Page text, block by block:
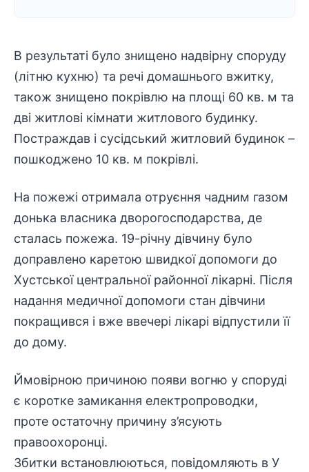
В результаті було знищено надвірну споруду
(літню кухню) та речі домашнього вжитку,
також знищено покрівлю на площі 60 кв. м та
дві житлові кімнати житлового будинку.
Постраждав і сусідський житловий будинок –
пошкоджено 10 кв. м покрівлі.
На пожежі отримала отруєння чадним газом
донька власника дворогосподарства, де
сталась пожежа. 19-річну дівчину було
доправлено каретою швидкої допомоги до
Хустської центральної районної лікарні. Після
надання медичної допомоги стан дівчини
покращився і вже ввечері лікарі відпустили її
до дому.
Ймовірною причиною появи вогню у споруді
є коротке замикання електропроводки,
проте остаточну причину з’ясують
правоохоронці.
Збитки встановлюються, повідомляють в У